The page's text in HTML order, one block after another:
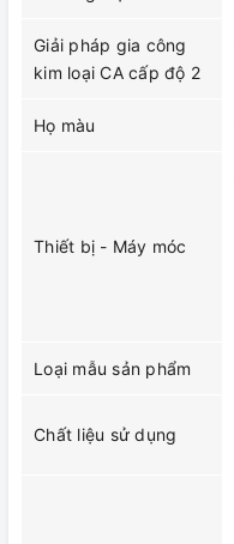
Giải pháp gia công
kim loại CA cấp độ 2
Họ màu
Thiết bị - Máy móc
Loại mẫu sản phẩm
Chất liệu sử dụng